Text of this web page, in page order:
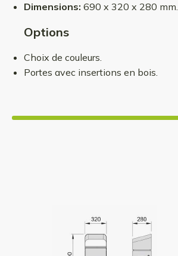
Dimensions: 690 x 320 x 280 mm.
Options
Choix de couleurs.
Portes avec insertions en bois.